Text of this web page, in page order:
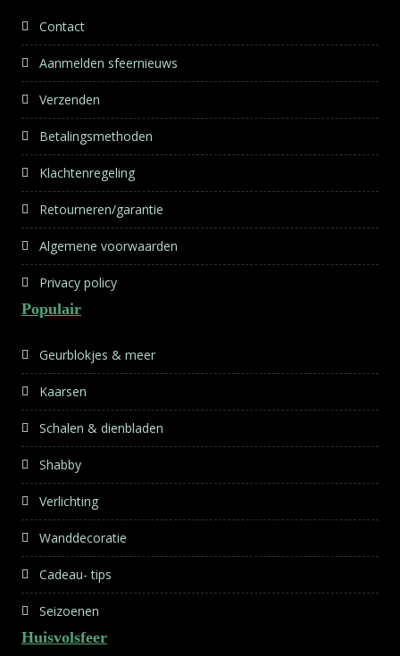
Contact
Aanmelden sfeernieuws
Verzenden
Betalingsmethoden
Klachtenregeling
Retourneren/garantie
Algemene voorwaarden
Privacy policy
Populair
Geurblokjes & meer
Kaarsen
Schalen & dienbladen
Shabby
Verlichting
Wanddecoratie
Cadeau- tips
Seizoenen
Huisvolsfeer